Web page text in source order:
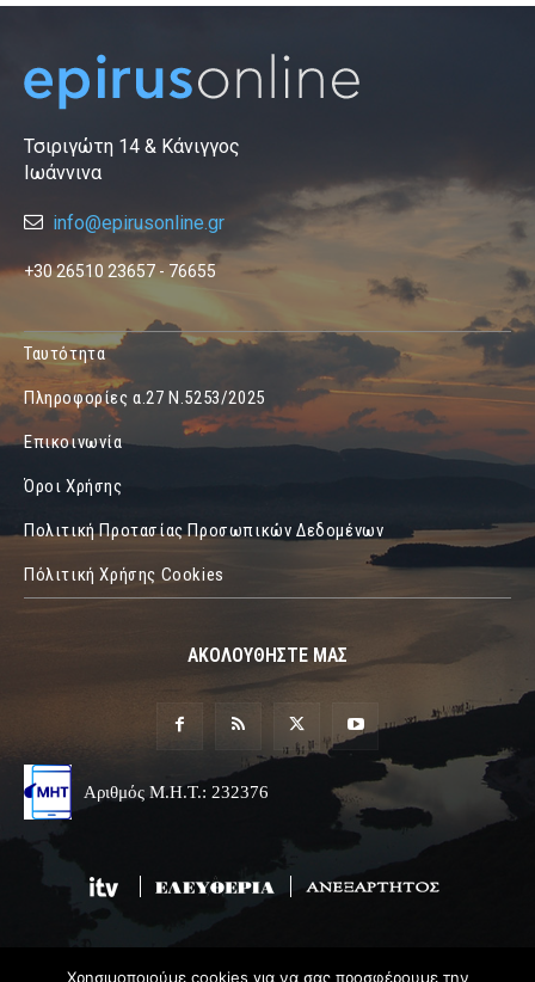
Τσιριγώτη 14 & Κάνιγγος
Ιωάννινα
info@epirusonline.gr
+30 26510 23657 - 76655
Ταυτότητα
Πληροφορίες α.27 Ν.5253/2025
Επικοινωνία
Όροι Χρήσης
Πολιτική Προτασίας Προσωπικών Δεδομένων
Πόλιτική Χρήσης Cookies
ΑΚΟΛΟΥΘΗΣΤΕ ΜΑΣ
Αριθμός Μ.Η.Τ.: 232376
Χρησιμοποιούμε cookies για να σας προσφέρουμε την